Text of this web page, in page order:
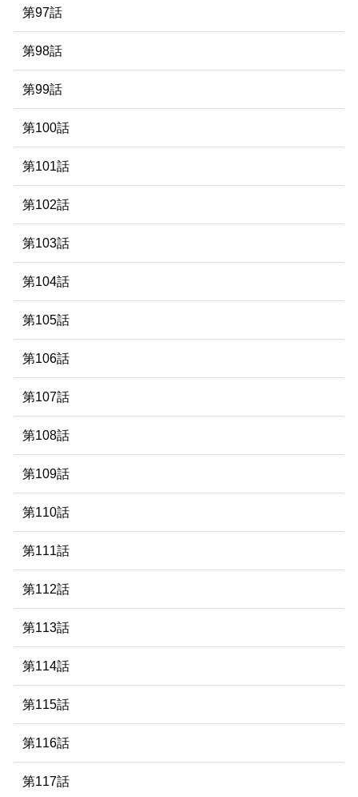
第97話
第98話
第99話
第100話
第101話
第102話
第103話
第104話
第105話
第106話
第107話
第108話
第109話
第110話
第111話
第112話
第113話
第114話
第115話
第116話
第117話